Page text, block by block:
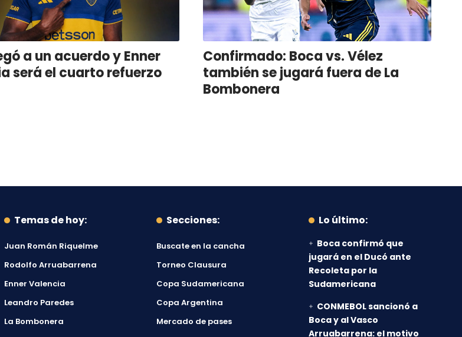
a un acuerdo y Enner
será el cuarto refuerzo
Confirmado: Boca vs. Vélez
también se jugará fuera de La
Bombonera
Temas de hoy:
Juan Román Riquelme
Rodolfo Arruabarrena
Enner Valencia
Leandro Paredes
La Bombonera
Secciones:
Buscate en la cancha
Torneo Clausura
Copa Sudamericana
Copa Argentina
Mercado de pases
Lo último:
Boca confirmó que
jugará en el Ducó ante
Recoleta por la
Sudamericana
CONMEBOL sancionó a
Boca y al Vasco
Arruabarrena: el motivo